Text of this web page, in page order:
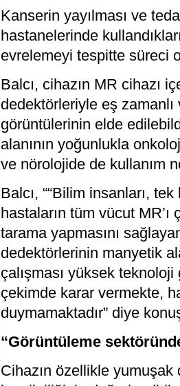
Kanserin yayılması ve
hastanelerinde
evrelemeyi tespitte süreci
Balcı, cihazın MR cihazı
dedektörleriyle eş
görüntülerinin elde
alanının yoğunlukla
ve nörolojide de kullanım
Balcı, ““Bilim insanları,
hastaların tüm vücut
tarama yapmasını
dedektörlerinin manyetik
çalışması yüksek
çekimde karar vermekte,
duymamaktadır” diye
“Görüntüleme
Cihazın özellikle